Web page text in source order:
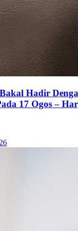
Hadir
17 Ogos –